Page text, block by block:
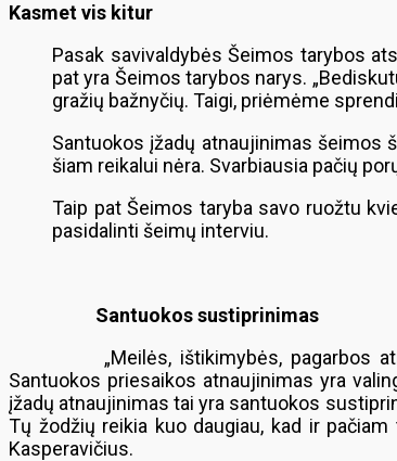
Kasmet vis kitur
Pasak savivaldybės Šeimos tarybos
pat yra Šeimos tarybos narys.
gražių bažnyčių. Taigi, priėmėme
Santuokos įžadų atnaujinimas šeimos
šiam reikalui nėra. Svarbiausia pačių
Taip pat Šeimos taryba savo ruožtu
pasidalinti šeimų interviu.
Santuokos sustiprinimas
„Meilės, ištikimybės, pagarbos
Santuokos priesaikos atnaujinimas yra
įžadų atnaujinimas tai yra santuokos
Tų žodžių reikia kuo daugiau, kad ir
Kasperavičius.